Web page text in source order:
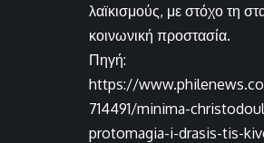
λαϊκισμούς, με στόχο τη
κοινωνική προστασία.
Πηγή:
https://
714491/minima-
protomagia-i-drasis-tis-